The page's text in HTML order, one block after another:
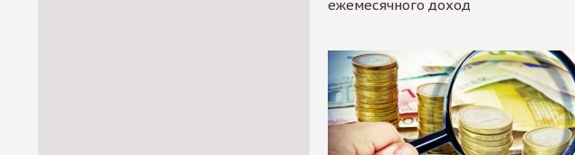
ежемесячного доход